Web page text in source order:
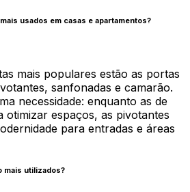
usados em casas e apartamentos?
mais populares estão as portas
sanfonadas e camarão.
necessidade: enquanto as de
otimizar espaços, as pivotantes
para entradas e áreas
mais utilizados?